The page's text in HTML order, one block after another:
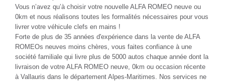
Vous n’avez qu’à choisir votre nouvelle ALFA ROMEO neuve ou
0km et nous réalisons toutes les formalités nécessaires pour vous
livrer votre véhicule clefs en mains !
Forte de plus de 35 années d'expérience dans la vente de ALFA
ROMEOs neuves moins chères, vous faites confiance à une
société familiale qui livre plus de 5000 autos chaque année dont la
livraison de votre ALFA ROMEO neuve, 0km ou occasion récente
à Vallauris dans le département Alpes-Maritimes. Nos services ne